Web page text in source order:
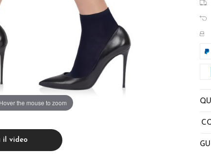
Hover the mouse to zoom
il video